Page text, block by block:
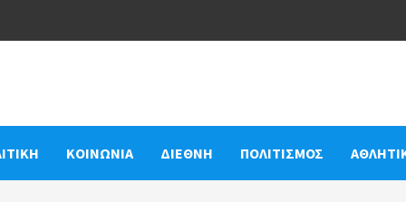
ΚΟΙΝΩΝΙΑ ΔΙΕΘΝΗ ΠΟΛΙΤΙΣΜΟΣ